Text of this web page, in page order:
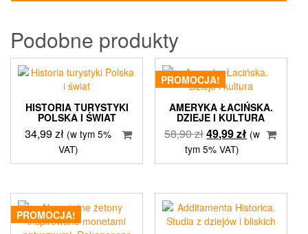
Podobne produkty
HISTORIA TURYSTYKI
POLSKA I ŚWIAT
34,99zł (w tym 5%
VAT)
PROMOCJA!
AMERYKA ŁACIŃSKA.
DZIEJE I KULTURA
58,90złPierwotna
cena
wynosiła:
49,99złAktualna
wynosi:
(w
tym 5% VAT)
PROMOCJA!